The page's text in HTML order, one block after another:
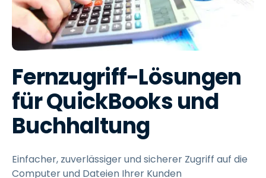
Fernzugriff-Lösungen
für QuickBooks und
Buchhaltung
Einfacher, zuverlässiger und sicherer Zugriff auf die
Computer und Dateien Ihrer Kunden